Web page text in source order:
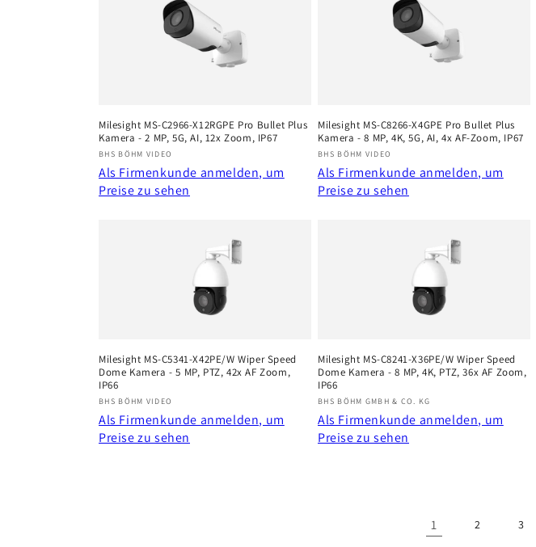
Milesight MS-C2966-X12RGPE Pro Bullet Plus
Kamera - 2 MP, 5G, AI, 12x Zoom, IP67
Anbieter:
BHS BÖHM VIDEO
Als Firmenkunde anmelden, um
Preise zu sehen
Milesight MS-C8266-X4GPE Pro Bullet Plus
Kamera - 8 MP, 4K, 5G, AI, 4x AF-Zoom, IP67
Anbieter:
BHS BÖHM VIDEO
Als Firmenkunde anmelden, um
Preise zu sehen
Milesight MS-C5341-X42PE/W Wiper Speed
Dome Kamera - 5 MP, PTZ, 42x AF Zoom,
IP66
Anbieter:
BHS BÖHM VIDEO
Als Firmenkunde anmelden, um
Preise zu sehen
Milesight MS-C8241-X36PE/W Wiper Speed
Dome Kamera - 8 MP, 4K, PTZ, 36x AF Zoom,
IP66
Anbieter:
BHS BÖHM GMBH & CO. KG
Als Firmenkunde anmelden, um
Preise zu sehen
1 2 3